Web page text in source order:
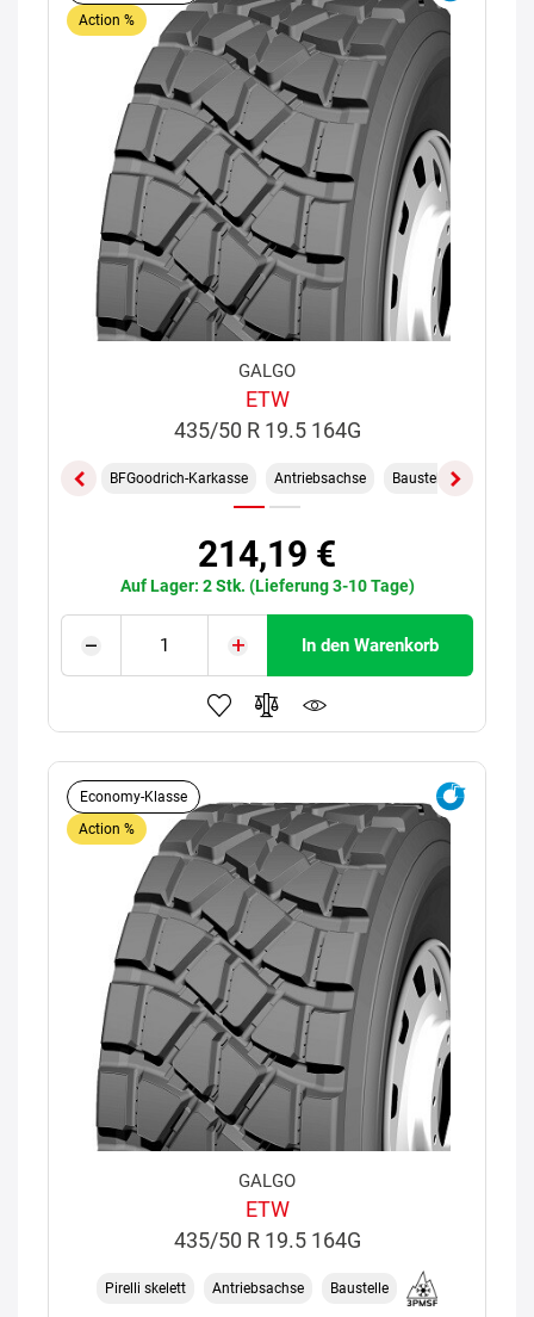
Action %
GALGO
ETW
435/50 R 19.5 164G
BFGoodrich-Karkasse Antriebsachse Baustelle
214,19 €
Auf Lager: 2 Stk. (Lieferung 3-10 Tage)
In den Warenkorb
Economy-Klasse
Action %
GALGO
ETW
435/50 R 19.5 164G
Pirelli skelett Antriebsachse Baustelle